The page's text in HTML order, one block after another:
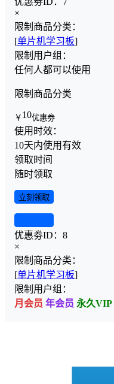
×
限制商品分类：
[单片机学习板]
限制用户组：
任何人都可以使用
限制商品分类
￥ 10优惠劵
使用时效：
10天内使用有效
领取时间
随时领取
立刻领取
优惠劵ID： 8
×
限制商品分类：
[单片机学习板]
限制用户组：
月会员 年会员 永久VIP